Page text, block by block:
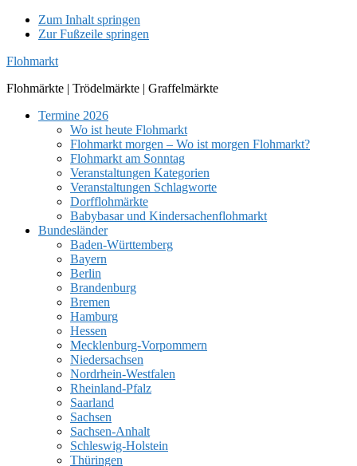
Zum Inhalt springen
Zur Fußzeile springen
Flohmarkt
Flohmärkte | Trödelmärkte | Graffelmärkte
Termine 2026
Wo ist heute Flohmarkt
Flohmarkt morgen – Wo ist morgen Flohmarkt?
Flohmarkt am Sonntag
Veranstaltungen Kategorien
Veranstaltungen Schlagworte
Dorfflohmärkte
Babybasar und Kindersachenflohmarkt
Bundesländer
Baden-Württemberg
Bayern
Berlin
Brandenburg
Bremen
Hamburg
Hessen
Mecklenburg-Vorpommern
Niedersachsen
Nordrhein-Westfalen
Rheinland-Pfalz
Saarland
Sachsen
Sachsen-Anhalt
Schleswig-Holstein
Thüringen